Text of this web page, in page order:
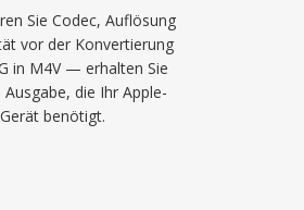
Sie Codec, Auflösung
vor der Konvertierung
in M4V — erhalten Sie
die Ihr Apple-
Gerät benötigt.